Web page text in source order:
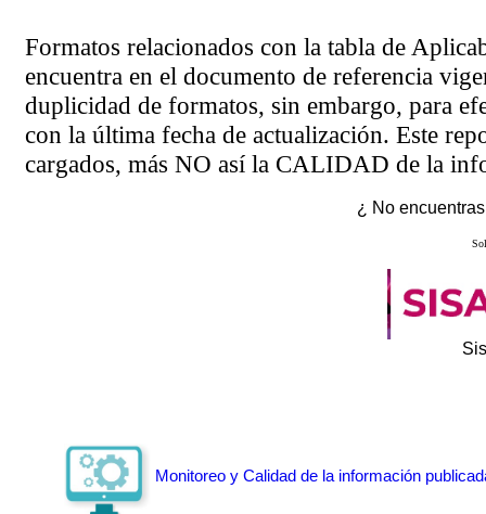
Formatos relacionados con la tabla de
encuentra en el documento de referencia
duplicidad de formatos, sin embargo, para
con la última fecha de actualización. Este
cargados, más NO así la CALIDAD de la
¿ No
Monitoreo y Calidad de la información